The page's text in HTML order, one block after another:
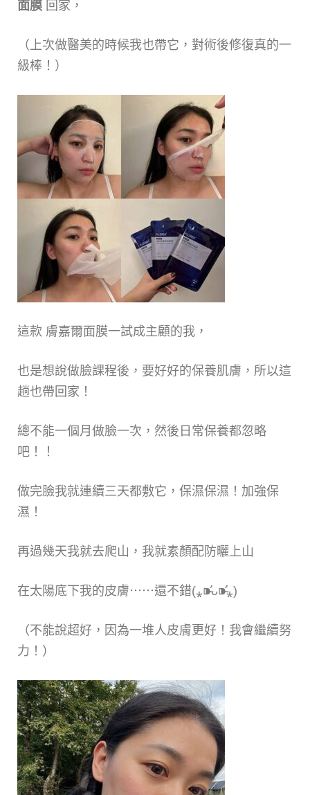
面膜 回家，
（上次做醫美的時候我也帶它，對術後修復真的一
級棒！）
這款 膚嘉爾面膜一試成主顧的我，
也是想說做臉課程後，要好好的保養肌膚，所以這
趟也帶回家！
總不能一個月做臉一次，然後日常保養都忽略
吧！！
做完臉我就連續三天都敷它，保濕保濕！加強保
濕！
再過幾天我就去爬山，我就素顏配防曬上山
在太陽底下我的皮膚⋯⋯還不錯(⁎⁍̴̛ᴗ⁍̴̛⁎)
（不能說超好，因為一堆人皮膚更好！我會繼續努
力！）